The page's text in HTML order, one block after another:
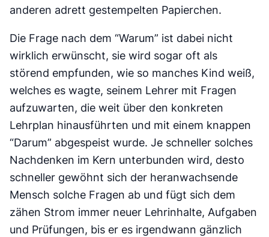
anderen adrett gestempelten Papierchen.
Die Frage nach dem “Warum” ist dabei nicht
wirklich erwünscht, sie wird sogar oft als
störend empfunden, wie so manches Kind weiß,
welches es wagte, seinem Lehrer mit Fragen
aufzuwarten, die weit über den konkreten
Lehrplan hinausführten und mit einem knappen
“Darum” abgespeist wurde. Je schneller solches
Nachdenken im Kern unterbunden wird, desto
schneller gewöhnt sich der heranwachsende
Mensch solche Fragen ab und fügt sich dem
zähen Strom immer neuer Lehrinhalte, Aufgaben
und Prüfungen, bis er es irgendwann gänzlich